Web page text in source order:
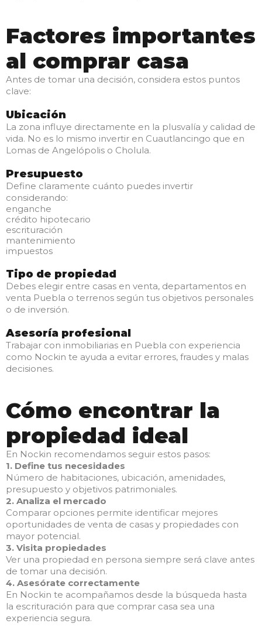
Factores importantes
al comprar casa
Antes de tomar una decisión, considera estos puntos
clave:
Ubicación
La zona influye directamente en la plusvalía y calidad de
vida. No es lo mismo invertir en Cuautlancingo que en
Lomas de Angelópolis o Cholula.
Presupuesto
Define claramente cuánto puedes invertir
considerando:
enganche
crédito hipotecario
escrituración
mantenimiento
impuestos
Tipo de propiedad
Debes elegir entre casas en venta, departamentos en
venta Puebla o terrenos según tus objetivos personales
o de inversión.
Asesoría profesional
Trabajar con inmobiliarias en Puebla con experiencia
como Nockin te ayuda a evitar errores, fraudes y malas
decisiones.
Cómo encontrar la
propiedad ideal
En Nockin recomendamos seguir estos pasos:
1. Define tus necesidades
Número de habitaciones, ubicación, amenidades,
presupuesto y objetivos patrimoniales.
2. Analiza el mercado
Comparar opciones permite identificar mejores
oportunidades de venta de casas y propiedades con
mayor potencial.
3. Visita propiedades
Ver una propiedad en persona siempre será clave antes
de tomar una decisión.
4. Asesórate correctamente
En Nockin te acompañamos desde la búsqueda hasta
la escrituración para que comprar casa sea una
experiencia segura.